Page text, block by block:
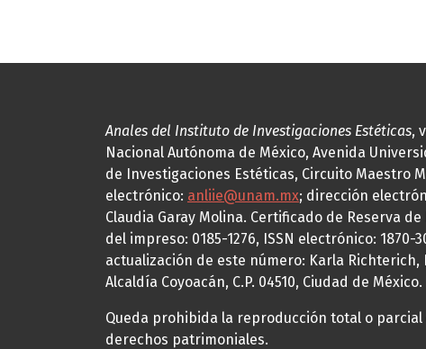
Anales del Instituto de Investigaciones Estéticas,
Nacional Autónoma de México, Avenida
de Investigaciones Estéticas, Circuito Maestro
electrónico: anliie@unam.mx; dirección
Claudia Garay Molina. Certificado de Reserva
del impreso: 0185-1276, ISSN electrónico:
actualización de este número: Karla
Alcaldía Coyoacán, C.P. 04510, Ciudad de
Queda prohibida la reproducción total o
derechos patrimoniales.